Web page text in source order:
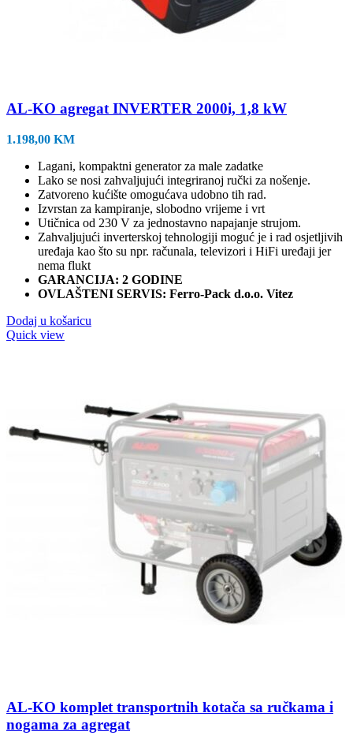
AL-KO agregat INVERTER 2000i, 1,8 kW
1.198,00 KM
Lagani, kompaktni generator za male zadatke
Lako se nosi zahvaljujući integriranoj ručki za nošenje.
Zatvoreno kućište omogućava udobno tih rad.
Izvrstan za kampiranje, slobodno vrijeme i vrt
Utičnica od 230 V za jednostavno napajanje strujom.
Zahvaljujući inverterskoj tehnologiji moguć je i rad osjetljivih
uređaja kao što su npr. računala, televizori i HiFi uređaji jer
nema flukt
GARANCIJA: 2 GODINE
OVLAŠTENI SERVIS: Ferro-Pack d.o.o. Vitez
Dodaj u košaricu
Quick view
AL-KO komplet transportnih kotača sa ručkama i
nogama za agregat